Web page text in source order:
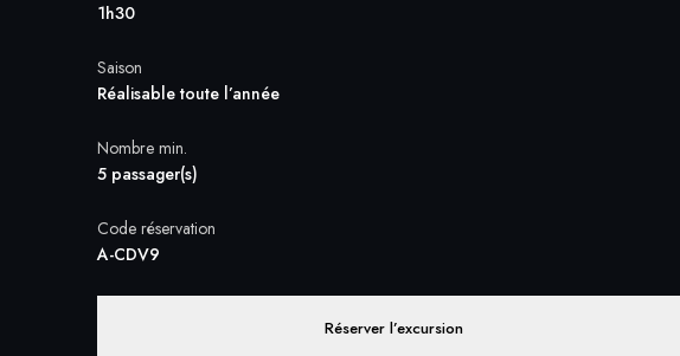
1h30
Saison
Réalisable toute l’année
Nombre min.
5 passager(s)
Code réservation
A-CDV9
Réserver l’excursion